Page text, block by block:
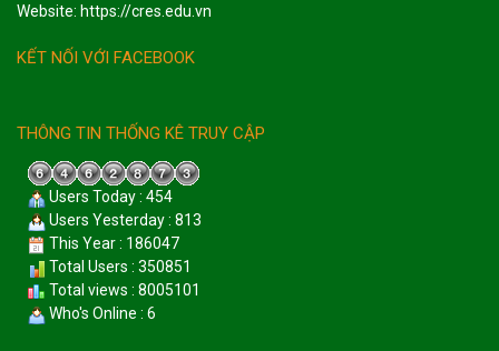
Website: https://cres.edu.vn
KẾT NỐI VỚI FACEBOOK
THÔNG TIN THỐNG KÊ TRUY CẬP
Users Today : 454
Users Yesterday : 813
This Year : 186047
Total Users : 350851
Total views : 8005101
Who's Online : 6